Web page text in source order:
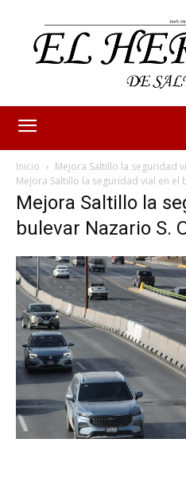
Inicio
Mejora Saltillo la seguridad
Mejora Saltillo la seguridad vial en el
Mejora Saltillo la
bulevar Nazario S.